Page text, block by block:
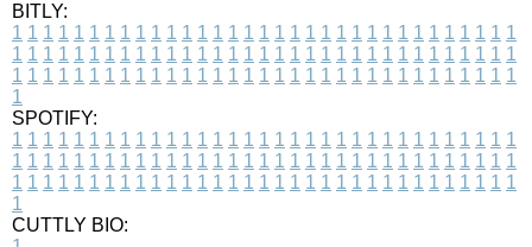
BITLY:
1 1 1 1 1 1 1 1 1 1 1 1 1 1 1 1 1 1 1 1 1 1 1 1 1 1 1 1 1 1 1 1 1
1 1 1 1 1 1 1 1 1 1 1 1 1 1 1 1 1 1 1 1 1 1 1 1 1 1 1 1 1 1 1 1 1
1 1 1 1 1 1 1 1 1 1 1 1 1 1 1 1 1 1 1 1 1 1 1 1 1 1 1 1 1 1 1 1 1
1
SPOTIFY:
1 1 1 1 1 1 1 1 1 1 1 1 1 1 1 1 1 1 1 1 1 1 1 1 1 1 1 1 1 1 1 1 1
1 1 1 1 1 1 1 1 1 1 1 1 1 1 1 1 1 1 1 1 1 1 1 1 1 1 1 1 1 1 1 1 1
1 1 1 1 1 1 1 1 1 1 1 1 1 1 1 1 1 1 1 1 1 1 1 1 1 1 1 1 1 1 1 1 1
1
CUTTLY BIO: